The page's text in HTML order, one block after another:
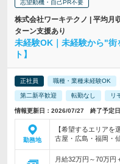
志望動機・自己PR不要
株式会社ワーキテクノ | 平均月
ターン支援あり
未経験OK｜未経験から"
ト】
正社員 職種・業種未経験OK
第二新卒歓迎 転勤なし リ
情報更新日：2026/07/27 終了予定
勤務地
【希望するエリアを
古屋・広島・福岡・
月給32万円～70万円